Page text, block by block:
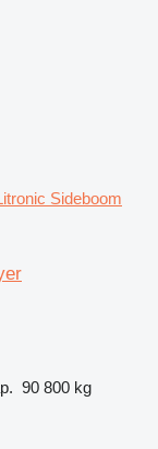
Sideboom
90 800 kg